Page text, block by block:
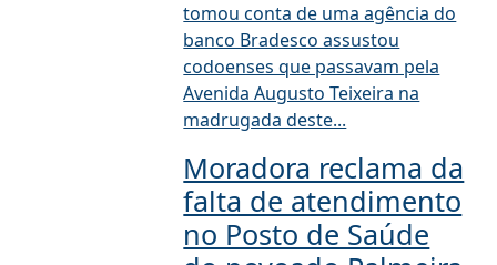
tomou conta de uma agência do
banco Bradesco assustou
codoenses que passavam pela
Avenida Augusto Teixeira na
madrugada deste...
Moradora reclama da
falta de atendimento
no Posto de Saúde